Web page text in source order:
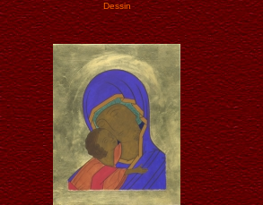
Dessin